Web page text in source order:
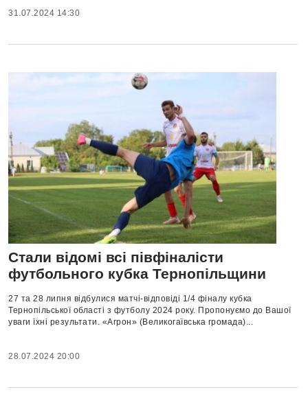
31.07.2024 14:30
Стали відомі всі півфіналісти
футбольного кубка Тернопільщини
27 та 28 липня відбулися матчі-відповіді 1/4 фіналу кубка
Тернопільської області з футболу 2024 року. Пропонуємо до Вашої
уваги їхні результати. «Агрон» (Великогаївська громада)...
28.07.2024 20:00